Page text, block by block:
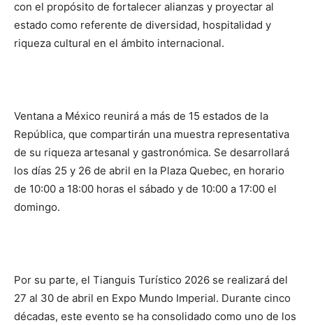
con el propósito de fortalecer alianzas y proyectar al
estado como referente de diversidad, hospitalidad y
riqueza cultural en el ámbito internacional.
Ventana a México reunirá a más de 15 estados de la
República, que compartirán una muestra representativa
de su riqueza artesanal y gastronómica. Se desarrollará
los días 25 y 26 de abril en la Plaza Quebec, en horario
de 10:00 a 18:00 horas el sábado y de 10:00 a 17:00 el
domingo.
Por su parte, el Tianguis Turístico 2026 se realizará del
27 al 30 de abril en Expo Mundo Imperial. Durante cinco
décadas, este evento se ha consolidado como uno de los